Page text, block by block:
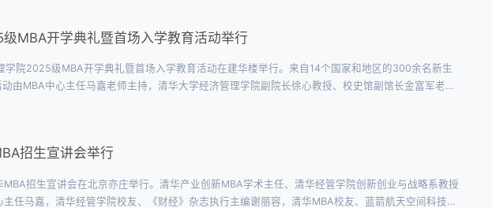
MBA开学典礼暨首场入学教育活动举行
院2025级MBA开学典礼暨首场入学教育活动在建华楼举行。来自14个国家和地区的300余名新生
由MBA中心主任马嘉老师主持，清华大学经济管理学院副院长徐心教授、校史馆副馆长金富军老师
招生宣讲会举行
招生宣讲会在北京亦庄举行。清华产业创新MBA学术主任、清华经管学院创新创业与战略系教授
任马嘉，清华经管学院校友、《财经》杂志执行主编谢丽容，清华MBA校友、蓝箭航天空间科技股